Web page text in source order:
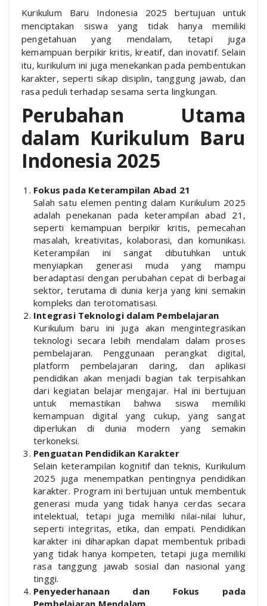
Kurikulum Baru Indonesia 2025 bertujuan untuk
menciptakan siswa yang tidak hanya memiliki
pengetahuan yang mendalam, tetapi juga
kemampuan berpikir kritis, kreatif, dan inovatif. Selain
itu, kurikulum ini juga menekankan pada pembentukan
karakter, seperti sikap disiplin, tanggung jawab, dan
rasa peduli terhadap sesama serta lingkungan.
Perubahan Utama
dalam Kurikulum Baru
Indonesia 2025
Fokus pada Keterampilan Abad 21
Salah satu elemen penting dalam Kurikulum 2025
adalah penekanan pada keterampilan abad 21,
seperti kemampuan berpikir kritis, pemecahan
masalah, kreativitas, kolaborasi, dan komunikasi.
Keterampilan ini sangat dibutuhkan untuk
menyiapkan generasi muda yang mampu
beradaptasi dengan perubahan cepat di berbagai
sektor, terutama di dunia kerja yang kini semakin
kompleks dan terotomatisasi.
Integrasi Teknologi dalam Pembelajaran
Kurikulum baru ini juga akan mengintegrasikan
teknologi secara lebih mendalam dalam proses
pembelajaran. Penggunaan perangkat digital,
platform pembelajaran daring, dan aplikasi
pendidikan akan menjadi bagian tak terpisahkan
dari kegiatan belajar mengajar. Hal ini bertujuan
untuk memastikan bahwa siswa memiliki
kemampuan digital yang cukup, yang sangat
diperlukan di dunia modern yang semakin
terkoneksi.
Penguatan Pendidikan Karakter
Selain keterampilan kognitif dan teknis, Kurikulum
2025 juga menempatkan pentingnya pendidikan
karakter. Program ini bertujuan untuk membentuk
generasi muda yang tidak hanya cerdas secara
intelektual, tetapi juga memiliki nilai-nilai luhur,
seperti integritas, etika, dan empati. Pendidikan
karakter ini diharapkan dapat membentuk pribadi
yang tidak hanya kompeten, tetapi juga memiliki
rasa tanggung jawab sosial dan nasional yang
tinggi.
Penyederhanaan dan Fokus pada
Pembelajaran Mendalam